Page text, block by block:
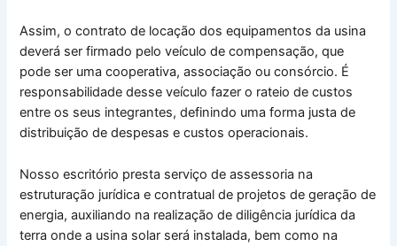
Assim, o contrato de locação dos equipamentos da usina
deverá ser firmado pelo veículo de compensação, que
pode ser uma cooperativa, associação ou consórcio. É
responsabilidade desse veículo fazer o rateio de custos
entre os seus integrantes, definindo uma forma justa de
distribuição de despesas e custos operacionais.
Nosso escritório presta serviço de assessoria na
estruturação jurídica e contratual de projetos de geração de
energia, auxiliando na realização de diligência jurídica da
terra onde a usina solar será instalada, bem como na